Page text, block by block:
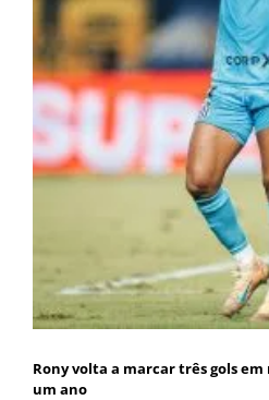
Rony volta a marcar três gols em
um ano